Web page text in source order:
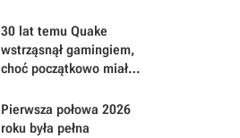
graczami
30 lat temu Quake
wstrząsnął gamingiem,
choć początkowo miał
Pierwsza połowa 2026
roku była pełna